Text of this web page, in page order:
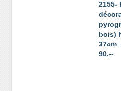
2155-
bois)
37cm
90.--